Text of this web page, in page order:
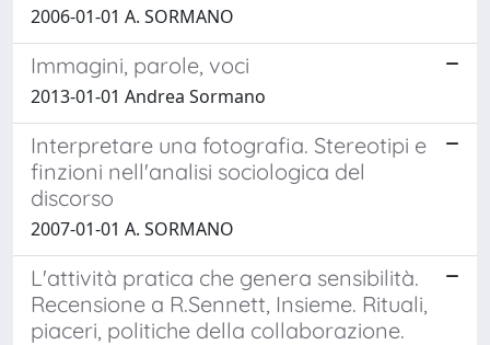
2006-01-01 A. SORMANO
Immagini, parole, voci
2013-01-01 Andrea Sormano
Interpretare una fotografia. Stereotipi e
finzioni nell'analisi sociologica del
discorso
2007-01-01 A. SORMANO
L'attività pratica che genera sensibilità.
Recensione a R.Sennett, Insieme. Rituali,
piaceri, politiche della collaborazione.